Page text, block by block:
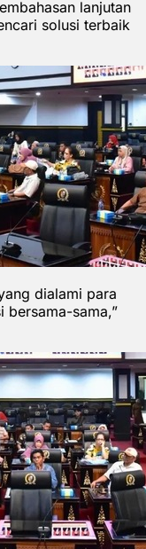
lanjutan
solusi terbaik
dialami para
bersama-sama,”